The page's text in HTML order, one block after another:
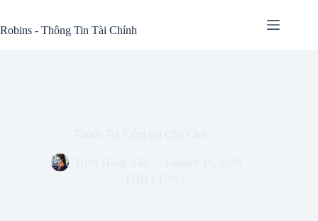
content
Robins - Thông Tin Tài Chính